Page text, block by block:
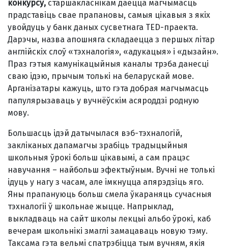
конкурсу, старшакласнікам даецца магчымасць
прадставіць свае прапановы, самыя цікавыя з якіх
увойдуць у банк даных сусветнага TED-праекта.
Дарэчы, назва апошняга складаецца з першых літар
англійскіх слоў «тэхналогія», «адукацыя» і «дызайн».
Праз гэтыя камунікацыйныя каналы трэба данесці
сваю ідэю, прычым толькі на беларускай мове.
Арганізатары кажуць, што гэта добрая магчымасць
папулярызаваць у вучнёўскім асяроддзі родную
мову.
Большасць ідэй датычылася вэб-тэхналогій,
закліканых дапамагчы зрабіць традыцыйныя
школьныя ўрокі больш цікавымі, а сам працэс
навучання – найбольш эфектыўным. Вучні не толькі
ідуць у нагу з часам, але імкнуцца апярэдзіць яго.
Яны прапануюць больш смела ўкараняць сучасныя
тэхналогіі ў школьнае жыцце. Напрыклад,
выкладваць на сайт школы лекцыі альбо ўрокі, каб
вечерам школьнікі змаглі замацаваць новую тэму.
Таксама гэта вельмі спатрэбіцца тым вучням, якія